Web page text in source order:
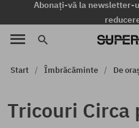
Abonați-vă la newsletter-
Start Îmbrăcăminte De
Tricouri